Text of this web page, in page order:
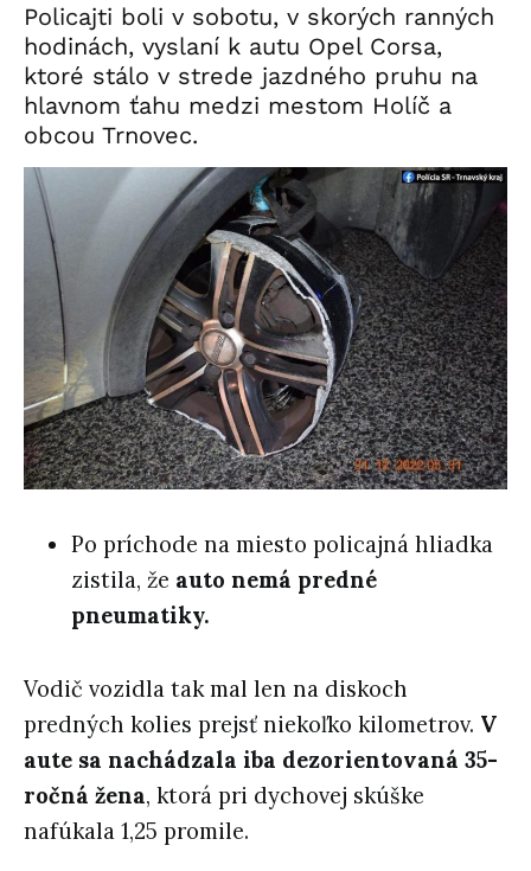
Policajti boli v sobotu, v skorých ranných
hodinách, vyslaní k autu Opel Corsa,
ktoré stálo v strede jazdného pruhu na
hlavnom ťahu medzi mestom Holíč a
obcou Trnovec.
Po príchode na miesto policajná hliadka
zistila, že auto nemá predné
pneumatiky.
Vodič vozidla tak mal len na diskoch
predných kolies prejsť niekoľko kilometrov. V
aute sa nachádzala iba dezorientovaná 35-
ročná žena, ktorá pri dychovej skúške
nafúkala 1,25 promile.